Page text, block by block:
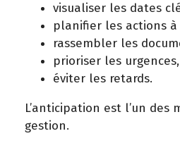
visualiser les dates
planifier les actions à
rassembler les
prioriser les urgences,
éviter les retards.
L’anticipation est l’un des
gestion.